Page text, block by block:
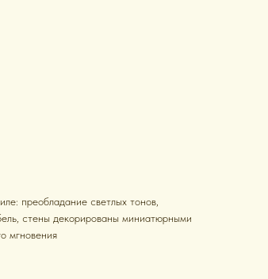
преобладание светлых тонов,
стены декорированы миниатюрными
мгновения